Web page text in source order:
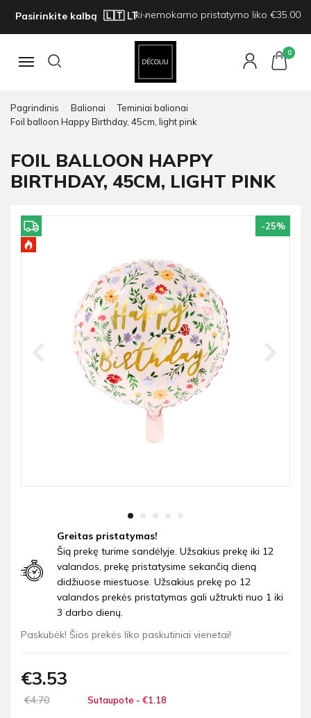
Pasirinkite kalbą Iki nemokamo pristatymo liko €35.00
Navigacija
0
Pagrindinis Balionai
Teminiai balionai
Foil balloon Happy Birthday, 45cm, light pink
FOIL BALLOON HAPPY
BIRTHDAY, 45CM, LIGHT PINK
-25%
Greitas pristatymas!
Šią prekę turime sandėlyje. Užsakius prekę iki 12
valandos, prekę pristatysime sekančią dieną
didžiuose miestuose. Užsakius prekę po 12
valandos prekės pristatymas gali užtrukti nuo 1 iki
3 darbo dienų.
Paskubėk! Šios prekės liko paskutiniai vienetai!
€3 53
€470 Sutaupote - €1 18